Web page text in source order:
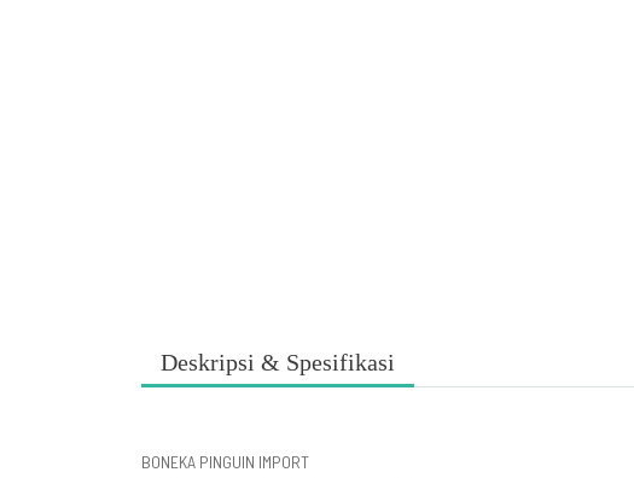
Deskripsi & Spesifikasi
BONEKA PINGUIN IMPORT